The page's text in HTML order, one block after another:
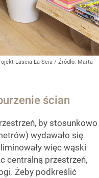
Lascia La Scia / Źródło: Marta
ścian
by stosunkowo
wydawało się
więc wąski
centralną przestrzeń,
Żeby podkreślić